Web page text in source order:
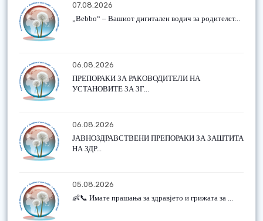
07.08.2026
„Bebbo“ – Вашиот дигитален водич за родителст...
06.08.2026
ПРЕПОРАКИ ЗА РАКОВОДИТЕЛИ НА
УСТАНОВИТЕ ЗА ЗГ...
06.08.2026
ЈАВНОЗДРАВСТВЕНИ ПРЕПОРАКИ ЗА ЗАШТИТА
НА ЗДР...
05.08.2026
👶📞 Имате прашања за здравјето и грижата за ...